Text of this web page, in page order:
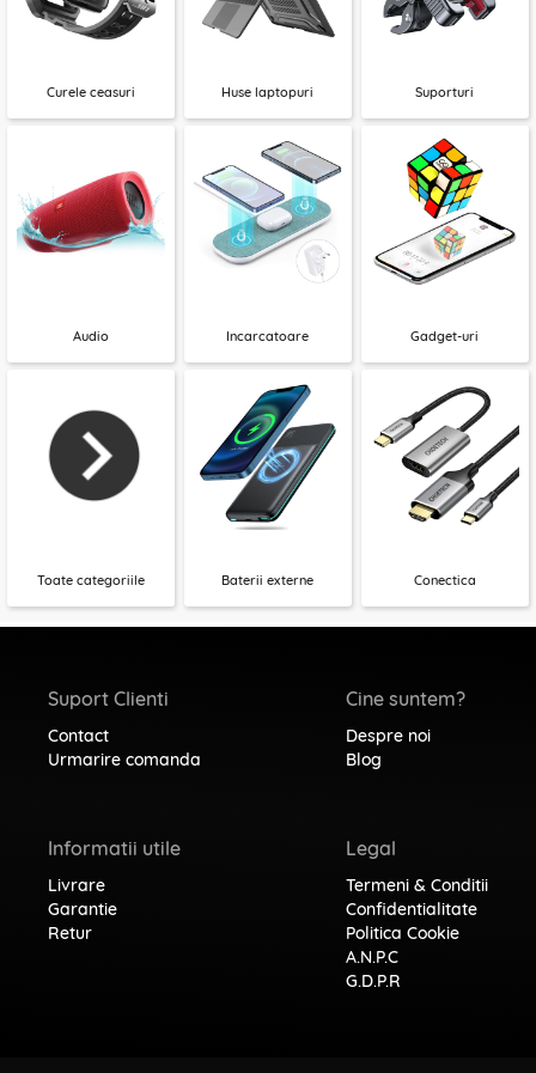
Curele ceasuri Huse laptopuri Suporturi
Audio Incarcatoare Gadget-uri
Toate categoriile Baterii externe Conectica
Suport Clienti
Contact
Urmarire comanda
Informatii utile
Livrare
Garantie
Retur
Cine suntem?
Despre noi
Blog
Legal
Termeni & Conditii
Confidentialitate
Politica Cookie
A.N.P.C
G.D.P.R